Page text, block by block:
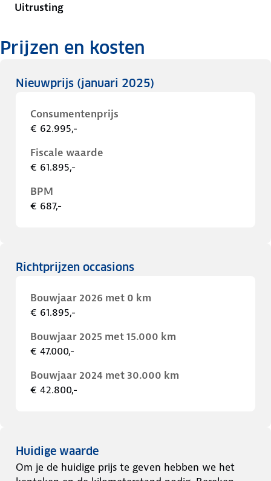
Uitrusting
Prijzen en kosten
Nieuwprijs (januari 2025)
Consumentenprijs
€ 62.995,-
Fiscale waarde
€ 61.895,-
BPM
€ 687,-
Richtprijzen occasions
Bouwjaar 2026 met 0 km
€ 61.895,-
Bouwjaar 2025 met 15.000 km
€ 47.000,-
Bouwjaar 2024 met 30.000 km
€ 42.800,-
Huidige waarde
Om je de huidige prijs te geven hebben we het